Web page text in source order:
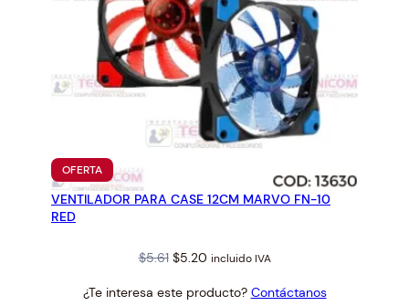
OFERTAPRODUCTO
EN
OFERTA
VENTILADOR PARA CASE 12CM MARVO FN-10
RED
$5.61 Original
was:
$5.20Current
is:
incluido IVA
¿Te interesa este producto? Contáctanos